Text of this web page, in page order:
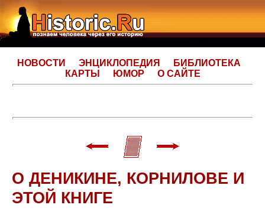
НОВОСТИ ЭНЦИКЛОПЕДИЯ
БИБЛИОТЕКА
КАРТЫ
ЮМОР О САЙТЕ
О ДЕНИКИНЕ, КОРНИЛОВЕ И
ЭТОЙ КНИГЕ